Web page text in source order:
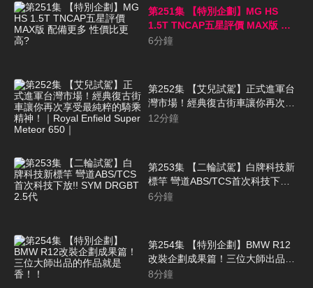
第251集 【特別企劃】MG HS
1.5T TNCAP五星評價 MAX版 配
備更多 性價比更高?
6分鐘
第252集 【艾兒試駕】正式進軍台
灣市場！經典復古街車讓你再次享
受最純粹的騎乘精神！｜Royal
12分鐘
第253集 【二輪試駕】白牌科技新
標竿 彎道ABS/TCS首次科技下放!!
SYM DRGBT 2.5代
6分鐘
第254集 【特別企劃】BMW R12
改裝企劃成果篇！三位大師出品的
作品就是香！！
8分鐘